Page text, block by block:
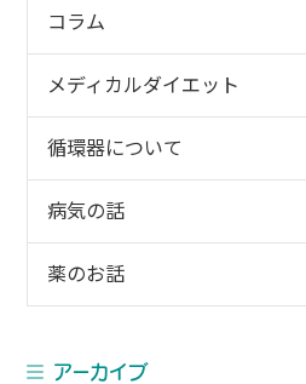
コラム
メディカルダイエット
循環器について
病気の話
薬のお話
アーカイブ